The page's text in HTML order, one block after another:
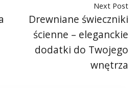
Next Post
Drewniane świeczniki
ścienne – eleganckie
dodatki do Twojego
wnętrza